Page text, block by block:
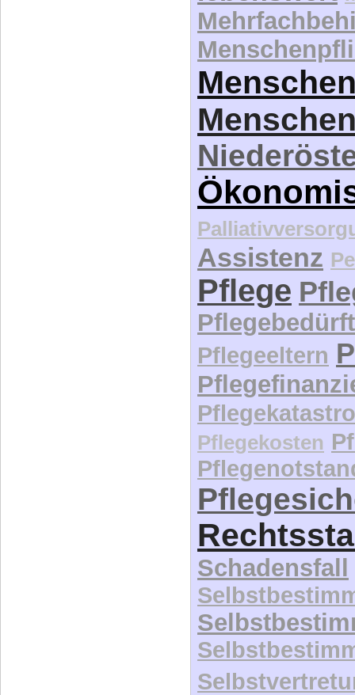
Assistenz
Pflege
Pflegeeltern
Pflegekosten
Schadensfall